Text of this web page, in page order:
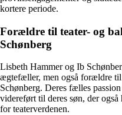
kortere periode.
Forældre til teater- og
Schønberg
Lisbeth Hammer og Ib
ægtefæller, men også forældre
Schønberg. Deres fælles
videreført til deres søn, der
for teaterverdenen.